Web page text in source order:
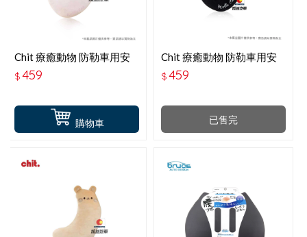
購物車
Chit 療癒動物 防勒車用安
全帶枕-粉貓咪 HG-SB-02
$459
已售完
Chit 療癒動物 防勒車用安
全帶枕-黑貓咪 HG-SB-01
$459